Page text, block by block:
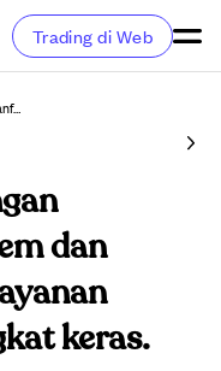
Trading di Web
Apple Pimpin AI Dengan Manfaatkan Ekosistem Dan Privasi, Fokus Pada Layanan Bukan Hanya Perangkat Keras.
dan
keras.